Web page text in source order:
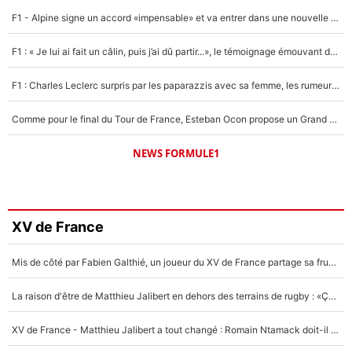
F1 - Alpine signe un accord «impensable» et va entrer dans une nouvelle dimension : Grande nouvelle pour Pierre Gasly !
F1 : « Je lui ai fait un câlin, puis j’ai dû partir...», le témoignage émouvant de Max Verstappen sur sa fille
F1 : Charles Leclerc surpris par les paparazzis avec sa femme, les rumeurs étaient vraies !
Comme pour le final du Tour de France, Esteban Ocon propose un Grand Prix de Formule 1 à Paris : «Autour de l’Arc de Triomphe, ce serait génial» !
NEWS FORMULE1
XV de France
Mis de côté par Fabien Galthié, un joueur du XV de France partage sa frustration : «ils ne me l’ont pas dit tout de suite»
La raison d'être de Matthieu Jalibert en dehors des terrains de rugby : «Ça m'atteint autant que si tu touches à un membre de ma famille»
XV de France - Matthieu Jalibert a tout changé : Romain Ntamack doit-il s’inquiéter pour sa place à un an de la Coupe du monde ?